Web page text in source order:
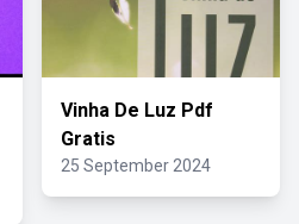
Vinha De Luz Pdf
Gratis
25 September 2024